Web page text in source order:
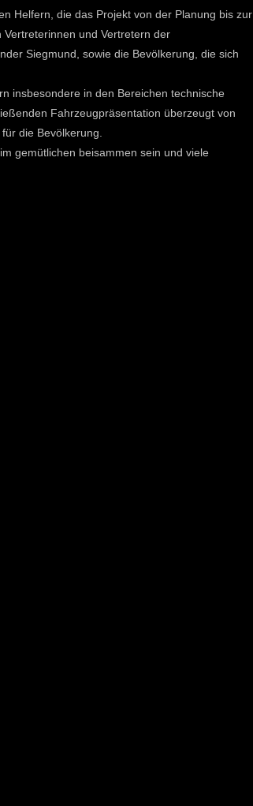
Helfern, die das Projekt von der Planung bis zur
und Vertretern der
Siegmund, sowie die Bevölkerung, die sich
insbesondere in den Bereichen technische
Fahrzeugpräsentation überzeugt von
die Bevölkerung.
gemütlichen beisammen sein und viele